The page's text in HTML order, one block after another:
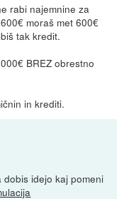
rabi najemnine za
moraš met 600€
tak kredit.
BREZ obrestno
in krediti.
dobis idejo kaj pomeni